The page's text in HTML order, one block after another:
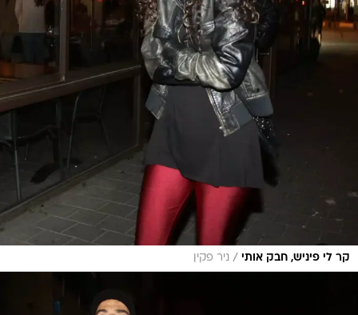
קר לי פיניש, חבק אותי / ניר פקין